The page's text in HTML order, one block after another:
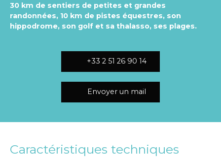
30 km de sentiers de petites et grandes
randonnées, 10 km de pistes équestres, son
hippodrome, son golf et sa thalasso, ses plages.
+33 2 51 26 90 14
Envoyer un mail
Caractéristiques techniques